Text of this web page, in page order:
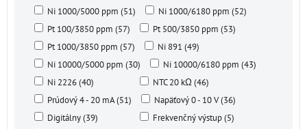
Ni 1000/5000 ppm (51)
Ni 1000/6180 ppm (52)
Pt 100/3850 ppm (57)
Pt 500/3850 ppm (53)
Pt 1000/3850 ppm (57)
Ni 891 (49)
Ni 10000/5000 ppm (30)
Ni 10000/6180 ppm (43)
Ni 2226 (40)
NTC 20 kΩ (46)
Prúdový 4 - 20 mA (51)
Napäťový 0 - 10 V (36)
Digitálny (39)
Frekvenčný výstup (5)